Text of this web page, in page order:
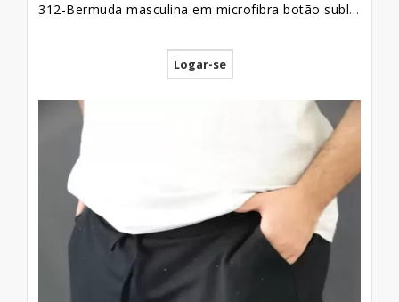
312-Bermuda masculina em microfibra botão sublimada listrada cinza e branco
Logar-se